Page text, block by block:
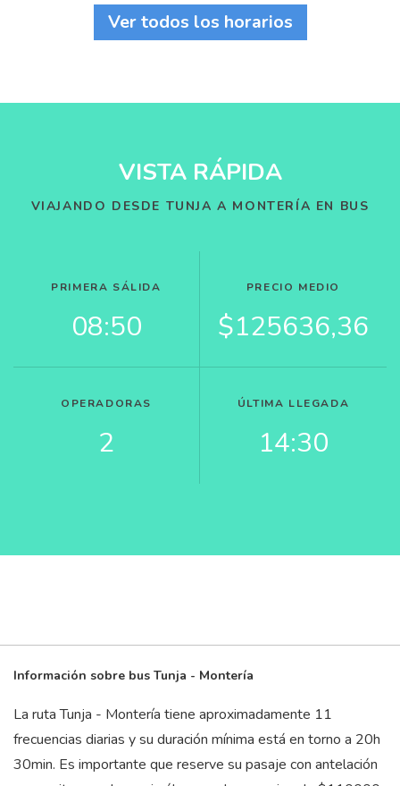
Ver todos los horarios
VISTA RÁPIDA
VIAJANDO DESDE TUNJA A MONTERÍA EN BUS
PRIMERA SÁLIDA
08:50
PRECIO MEDIO
$125636,36
OPERADORAS
2
ÚLTIMA LLEGADA
14:30
Información sobre bus Tunja - Montería
La ruta Tunja - Montería tiene aproximadamente 11
frecuencias diarias y su duración mínima está en torno a 20h
30min. Es importante que reserve su pasaje con antelación